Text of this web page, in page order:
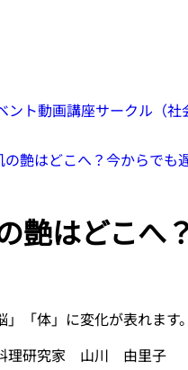
ント動画講座サークル（社
艶はどこへ？今からでも
艶はどこへ
「体」に変化が表れま
理研究家 山川 由里子